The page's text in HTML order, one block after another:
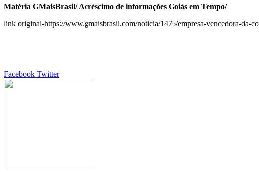
Matéria GMaisBrasil/ Acréscimo de informações Goiás em Tempo/
link original-https://www.gmaisbrasil.com/noticia/1476/empresa-vencedora-da-
Facebook TwitterGoogle+
LinkedIn
StumbleUpon
Tumblr
Pinterest
Reddit
VKontakte
Share
Print